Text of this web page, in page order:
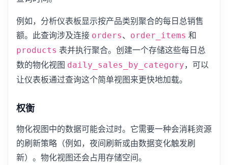
例如，分析仪表板显示按产品类别聚合的每日总销售
额。此查询涉及连接 orders、 order_items 和
products 表并执行聚合。创建一个存储这些每日总
数的物化视图 daily_sales_by_category，可以
让仪表板通过查询这个简单视图来更快地加载。
权衡
物化视图中的数据可能会过时。它需要一种会消耗资源
的刷新策略（例如，夜间刷新或由数据变化触发刷
新）。物化视图还会占用存储空间。